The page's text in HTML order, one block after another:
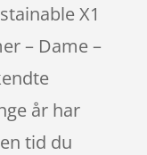
X1
– Dame –
år har
tid du